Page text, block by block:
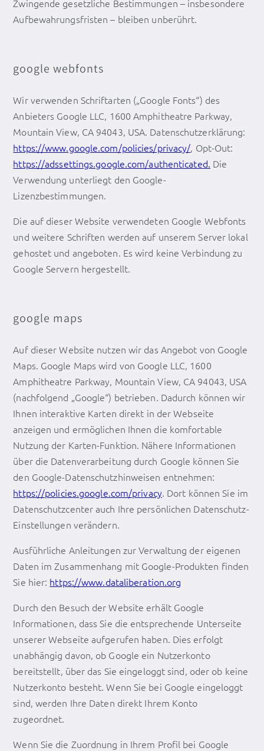
Zwingende gesetzliche Bestimmungen – insbesondere
Aufbewahrungsfristen – bleiben unberührt.
google webfonts
Wir verwenden Schriftarten („Google Fonts“) des
Anbieters Google LLC, 1600 Amphitheatre Parkway,
Mountain View, CA 94043, USA. Datenschutzerklärung:
https://www.google.com/policies/privacy/, Opt-Out:
https://adssettings.google.com/authenticated. Die
Verwendung unterliegt den Google-
Lizenzbestimmungen.
Die auf dieser Website verwendeten Google Webfonts
und weitere Schriften werden auf unserem Server lokal
gehostet und angeboten. Es wird keine Verbindung zu
Google Servern hergestellt.
google maps
Auf dieser Website nutzen wir das Angebot von Google
Maps. Google Maps wird von Google LLC, 1600
Amphitheatre Parkway, Mountain View, CA 94043, USA
(nachfolgend „Google“) betrieben. Dadurch können wir
Ihnen interaktive Karten direkt in der Webseite
anzeigen und ermöglichen Ihnen die komfortable
Nutzung der Karten-Funktion. Nähere Informationen
über die Datenverarbeitung durch Google können Sie
den Google-Datenschutzhinweisen entnehmen:
https://policies.google.com/privacy. Dort können Sie im
Datenschutzcenter auch Ihre persönlichen Datenschutz-
Einstellungen verändern.
Ausführliche Anleitungen zur Verwaltung der eigenen
Daten im Zusammenhang mit Google-Produkten finden
Sie hier: https://www.dataliberation.org
Durch den Besuch der Website erhält Google
Informationen, dass Sie die entsprechende Unterseite
unserer Webseite aufgerufen haben. Dies erfolgt
unabhängig davon, ob Google ein Nutzerkonto
bereitstellt, über das Sie eingeloggt sind, oder ob keine
Nutzerkonto besteht. Wenn Sie bei Google eingeloggt
sind, werden Ihre Daten direkt Ihrem Konto
zugeordnet.
Wenn Sie die Zuordnung in Ihrem Profil bei Google